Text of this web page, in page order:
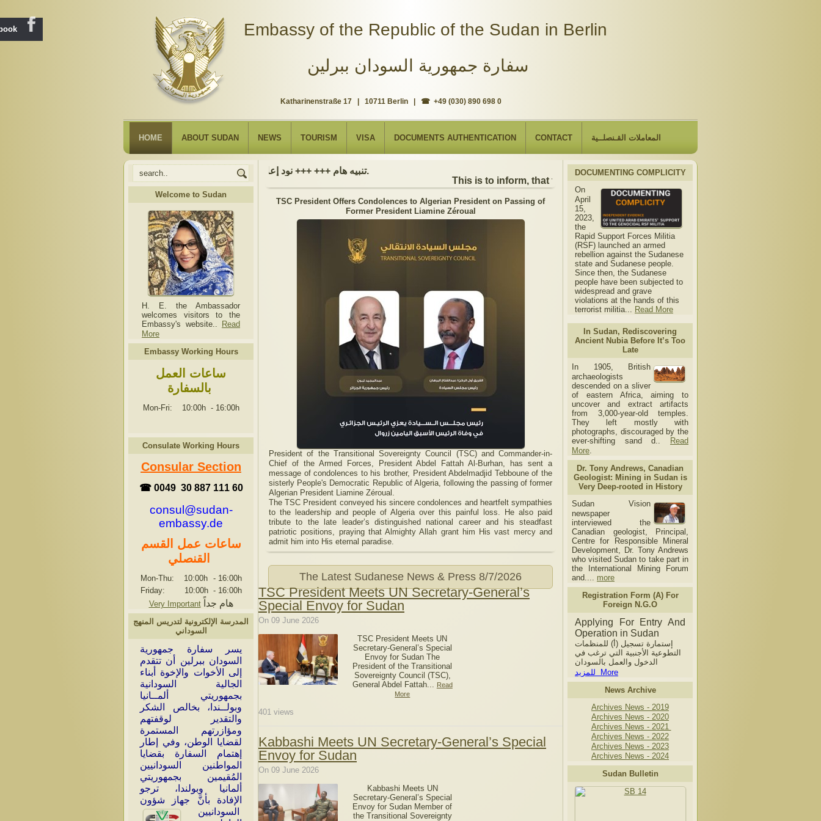
Katharinenstraße 17 | 10711 Berlin | ☎ +49 (030) 890 698 0
Embassy of the Republic of the Sudan in Berlin
سفارة جمهورية السودان ببرلين
HOME ABOUT SUDAN NEWS TOURISM VISA DOCUMENTS AUTHENTICATION CONTACT المعاملات القـنصلــية
Welcome to Sudan
H. E. the Ambassador
welcomes visitors to the
Embassy's website..
Read
More
Embassy Working Hours
ساعات العمل
بالسفارة
Mon-Fri: 10:00h - 16:00h
Consulate Working Hours
Consular Section
☎ 0049 30 887 111 60
consul@sudan-
embassy.de
ساعات عمل القسم
القنصلي
Mon-Thu: 10:00h - 16:00h
Friday: 10:00h - 16:00h
Very Important
هام جداً
المدرسة الإلكترونية لتدريس المنهج
السوداني
يسر سفارة جمهورية
السودان ببرلين أن تتقدم
إلى الأخوات والإخوة أبناء
الجالية السودانية
بجمهوريتي ألمــانيا
وبولــندا، بخالص الشكر
والتقدير لوقفتهم
ومؤازرتهم المستمرة
لقضايا الوطن، وفي إطار
إهتمام السفارة بقضايا
المواطنين السودانيين
المُقيمين بجمهوريتي
ألمانيا وبولندا، ترجو
الإفادة بأنَّ جهاز شؤون
السودانيين
This is to inform, that the Embassy will be closed due to the observance of "The
TSC President Offers Condolences to Algerian President on Passing of
Former President Liamine Zéroual
President of the Transitional Sovereignty Council (TSC) and Commander-in-
Chief of the Armed Forces, President Abdel Fattah Al-Burhan, has sent a
message of condolences to his brother, President Abdelmadjid Tebboune of the
sisterly People's Democratic Republic of Algeria, following the passing of former
Algerian President Liamine Zéroual.
The TSC President conveyed his sincere condolences and heartfelt sympathies
to the leadership and people of Algeria over this painful loss. He also paid
tribute to the late leader’s distinguished national career and his steadfast
patriotic positions, praying that Almighty Allah grant him His vast mercy and
admit him into His eternal paradise.
The Latest Sudanese News & Press 8/7/2026
TSC President Meets UN Secretary-General’s
Special Envoy for Sudan
On 09 June 2026
TSC President Meets UN
Secretary-General’s Special
Envoy for Sudan The
President of the Transitional
Sovereignty Council (TSC),
General Abdel Fattah... Read
More
401 views
Kabbashi Meets UN Secretary-General’s Special
Envoy for Sudan
On 09 June 2026
Kabbashi Meets UN
Secretary-General’s Special
Envoy for Sudan Member of
the Transitional Sovereignty
DOCUMENTING COMPLICITY
On
April
15,
2023,
the
Rapid Support Forces Militia
(RSF) launched an armed
rebellion against the Sudanese
state and Sudanese people.
Since then, the Sudanese
people have been subjected to
widespread and grave
violations at the hands of this
terrorist militia... Read More
In Sudan, Rediscovering
Ancient Nubia Before It’s Too
Late
In 1905, British
archaeologists
descended on a sliver
of eastern Africa, aiming to
uncover and extract artifacts
from 3,000-year-old temples.
They left mostly with
photographs, discouraged by the
ever-shifting sand d..
Read
More.
Dr. Tony Andrews, Canadian
Geologist: Mining in Sudan is
Very Deep-rooted in History
Sudan Vision
newspaper
interviewed the
Canadian geologist, Principal,
Centre for Responsible Mineral
Development, Dr. Tony Andrews
who visited Sudan to take part in
the International Mining Forum
and.... more
Registration Form (A) For
Foreign N.G.O
Applying For Entry And
Operation in Sudan
إستمارة تسجيل (أ) للمنظمات
التطوعية الأجنبية التي ترغب في
الدخول والعمل بالسودان
للمزيد More
News Archive
Archives News - 2019
Archives News - 2020
Archives News - 2021
Archives News - 2022
Archives News - 2023
Archives News - 2024
Sudan Bulletin